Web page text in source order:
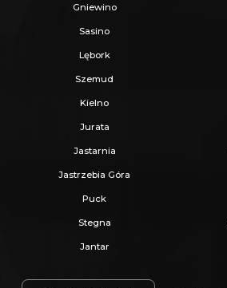
Gniewino
Sasino
Lębork
Szemud
Kielno
Jurata
Jastarnia
Jastrzebia Góra
Puck
Stegna
Jantar